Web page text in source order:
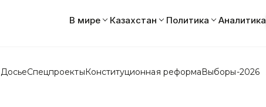
В мире Казахстан Политика Аналитика
ДосьеСпецпроектыКонституционная реформаВыборы-2026